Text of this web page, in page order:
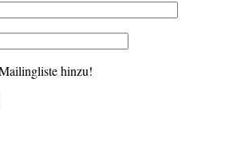
hinzu!